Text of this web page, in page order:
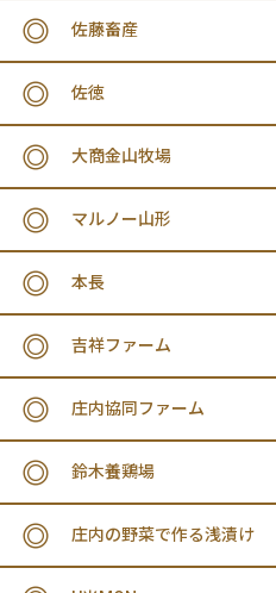
佐藤畜産
佐徳
大商金山牧場
マルノー山形
本長
吉祥ファーム
庄内協同ファーム
鈴木養鶏場
庄内の野菜で作る浅漬け